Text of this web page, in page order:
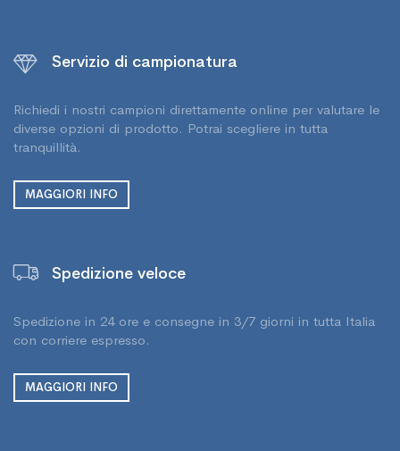
Servizio di campionatura
Richiedi i nostri campioni direttamente online per valutare le
diverse opzioni di prodotto. Potrai scegliere in tutta
tranquillità.
MAGGIORI INFO
Spedizione veloce
Spedizione in 24 ore e consegne in 3/7 giorni in tutta Italia
con corriere espresso.
MAGGIORI INFO